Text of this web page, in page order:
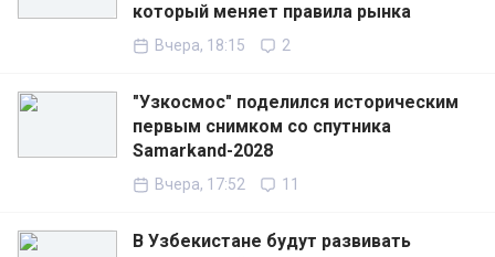
который меняет правила рынка
Вчера, 18:15 2
"Узкосмос" поделился историческим
первым снимком со спутника
Samarkand-2028
Вчера, 17:52 11
В Узбекистане будут развивать